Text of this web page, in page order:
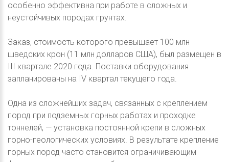
особенно эффективна при работе в сложных и
неустойчивых породах грунтах.
Заказ, стоимость которого превышает 100 млн
шведских крон (11 млн долларов США), был размещен в
III квартале 2020 года. Поставки оборудования
запланированы на IV квартал текущего года.
Одна из сложнейших задач, связанных с креплением
пород при подземных горных работах и проходке
тоннелей, — установка постоянной крепи в сложных
горно-геологических условиях. В результате крепление
горных пород часто становится ограничивающим